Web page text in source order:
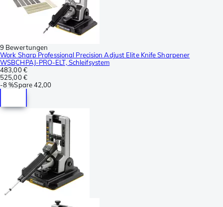
9 Bewertungen
Work Sharp Professional Precision Adjust Elite Knife Sharpener
WSBCHPAJ-PRO-ELT, Schleifsystem
483,00 €
525,00 €
-8 %Spare42,00